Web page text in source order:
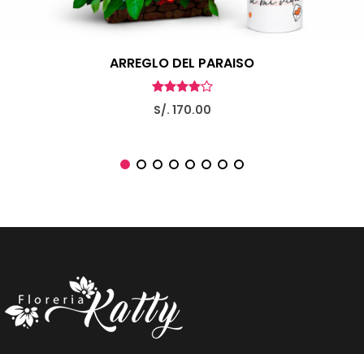
ARREGLO DEL PARAISO
S/. 170.00